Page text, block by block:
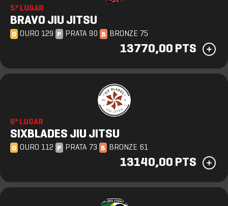
5º LUGAR
BRAVO JIU JITSU
O OURO 129 P PRATA 90 B BRONZE 75
13770,00 PTS
6º LUGAR
SIXBLADES JIU JITSU
O OURO 112 P PRATA 73 B BRONZE 61
13140,00 PTS